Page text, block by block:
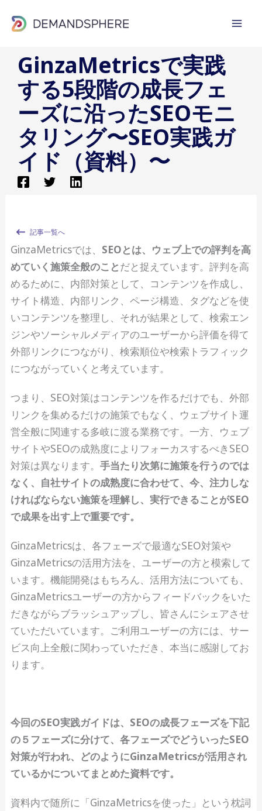
GinzaMetricsで実践
する5段階の成長フェ
ーズに沿ったSEOモニ
タリング〜SEO実践ガ
イド（資料）〜
記事一覧へ
GinzaMetricsでは、 SEOとは、ウェブ上での評判を高
めていく施策全般のことだと捉えています。評判を高
めるために、内部対策として、コンテンツを作成し、
サイト構造、内部リンク、ページ構造、タグなどを使
いコンテンツを整理し、それが結果として、検索エン
ジンやソーシャルメディアのユーザーから評価を得て
外部リンクにつながり、検索順位や検索トラフィック
につながっていくと考えています。
つまり、SEO対策はコンテンツを作るだけでも、外部
リンクを集めるだけの施策でもなく、ウェブサイト運
営全般に関連する多岐に渡る業務です。一方、ウェブ
サイトやSEOの成熟度によりフォーカスするべきSEO
対策は異なります。 手当たり次第に施策を行うのでは
なく、自社サイトの成熟度に合わせて、今、注力しな
ければならない施策を理解し、実行できることがSEO
で成果を出す上で重要です。
GinzaMetricsは、各フェーズで最適なSEO対策や
GinzaMetricsの活用方法を、ユーザーの方と模索して
います。機能開発はもちろん、活用方法についても、
GinzaMetricsユーザーの方からフィードバックをいた
だきながらブラッシュアップし、皆さんにシェアさせ
ていただいています。ご利用ユーザーの方には、サー
ビス向上全般に関わっていただき、本当に感謝してお
ります。
今回のSEO実践ガイドは、SEOの成長フェーズを下記
の５フェーズに分けて、各フェーズでどういったSEO
対策が行われ、どのようにGinzaMetricsが活用され
ているかについてまとめた資料です。
資料内で随所に「GinzaMetricsを使った」という枕詞